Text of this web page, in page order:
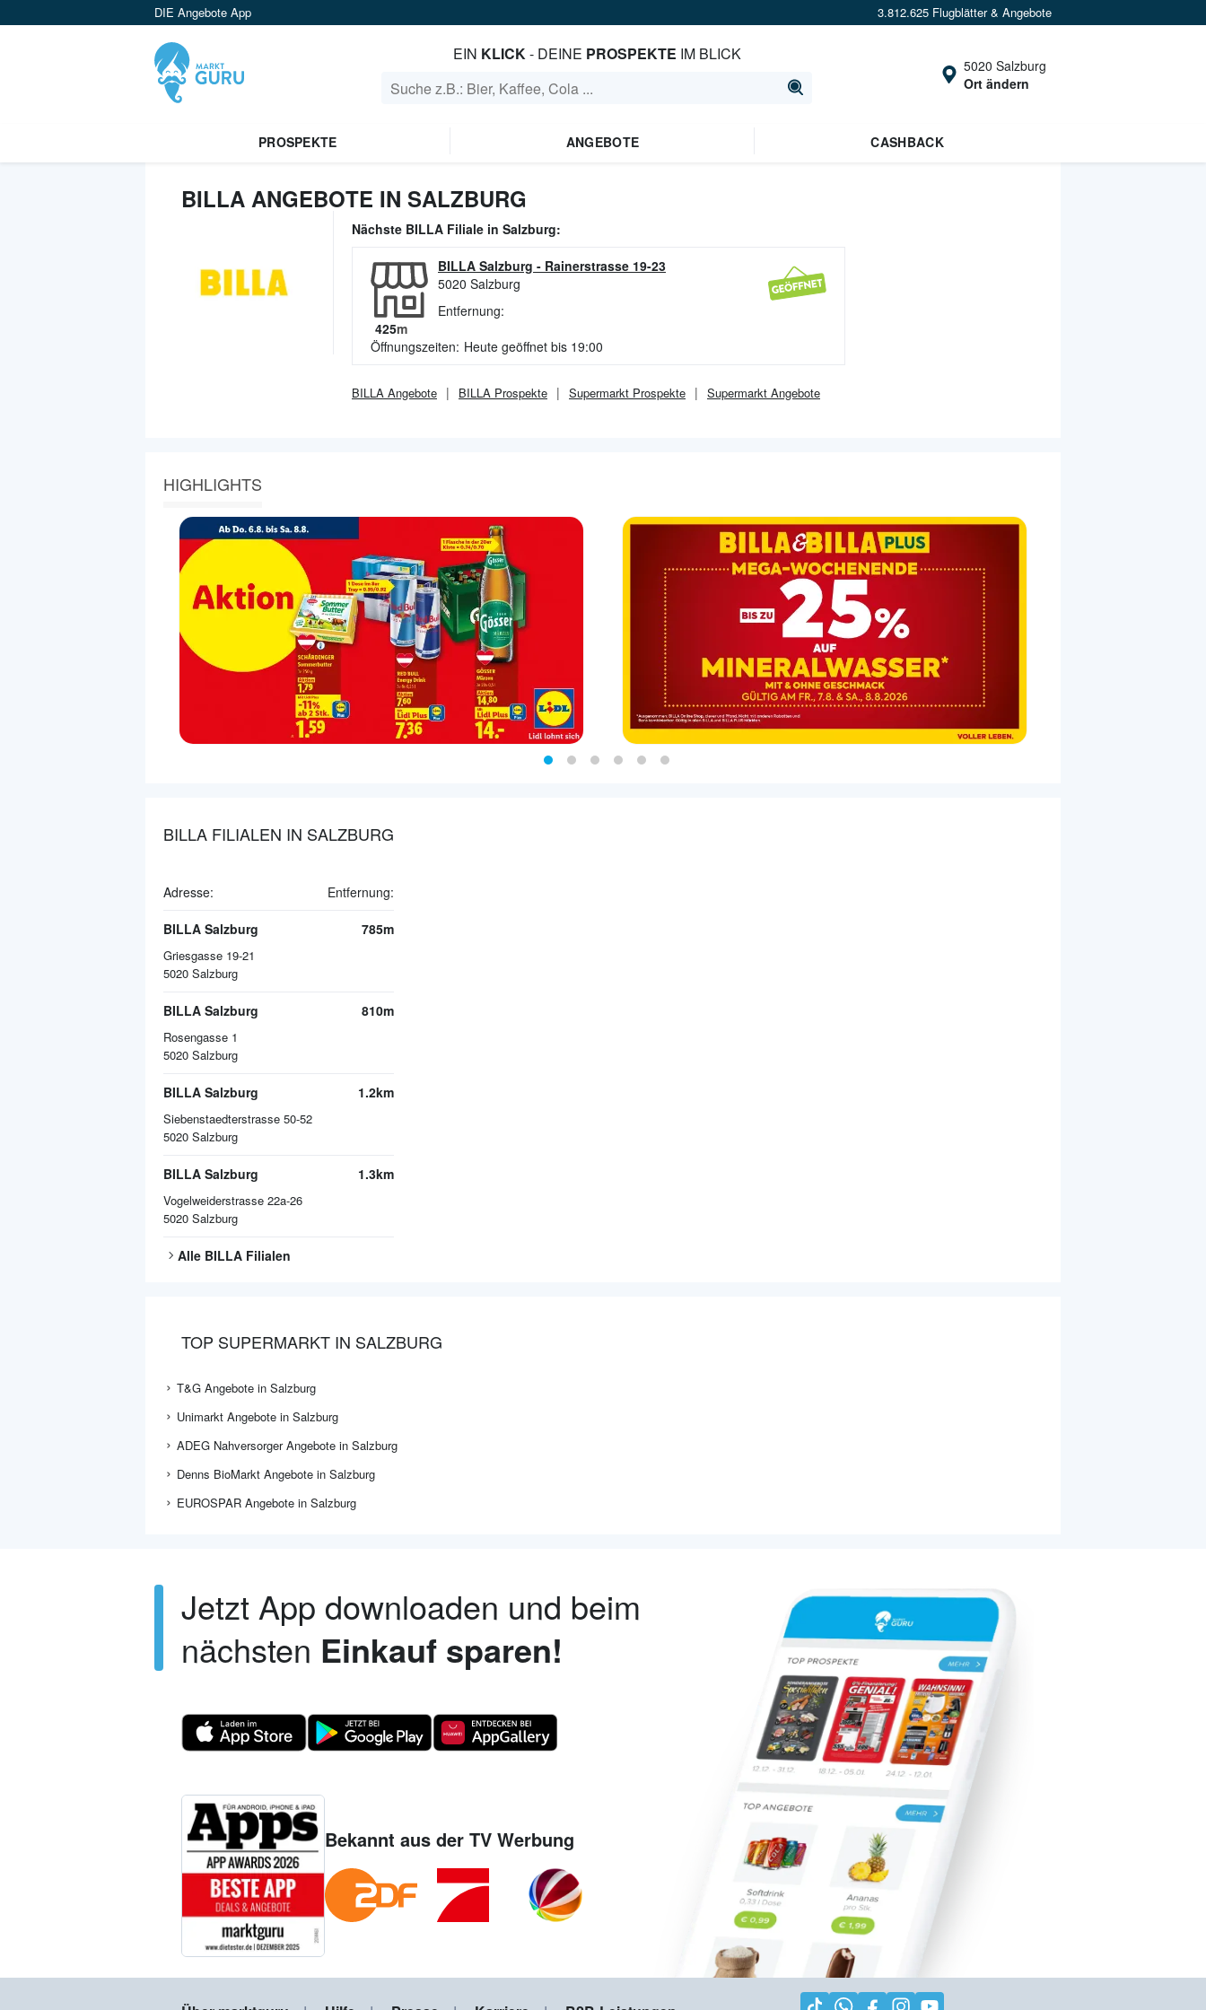
DIE Angebote App 3.812.625 Flugblätter & Angebote
EIN KLICK- DEINE PROSPEKTE IM BLICK
5020 Salzburg
Ort ändern
PROSPEKTE ANGEBOTE CASHBACK
BILLA ANGEBOTE IN SALZBURG
Nächste BILLA Filiale in Salzburg:
BILLA Salzburg - Rainerstrasse 19-23
5020 Salzburg
Entfernung:
425m
Öffnungszeiten: Heute geöffnet bis 19:00
BILLA Angebote BILLA Prospekte Supermarkt Prospekte Supermarkt Angebote
HIGHLIGHTS
BILLA FILIALEN IN SALZBURG
Adresse: Entfernung:
BILLA Salzburg
Griesgasse 19-21
5020 Salzburg
785m
BILLA Salzburg
Rosengasse 1
5020 Salzburg
810m
BILLA Salzburg
Siebenstaedterstrasse 50-52
5020 Salzburg
1.2km
BILLA Salzburg
Vogelweiderstrasse 22a-26
5020 Salzburg
1.3km
Alle BILLA Filialen
TOP SUPERMARKT IN SALZBURG
T&G Angebote in Salzburg
Unimarkt Angebote in Salzburg
ADEG Nahversorger Angebote in Salzburg
Denns BioMarkt Angebote in Salzburg
EUROSPAR Angebote in Salzburg
Jetzt App downloaden und beim
nächsten Einkauf sparen!
Bekannt aus der TV Werbung